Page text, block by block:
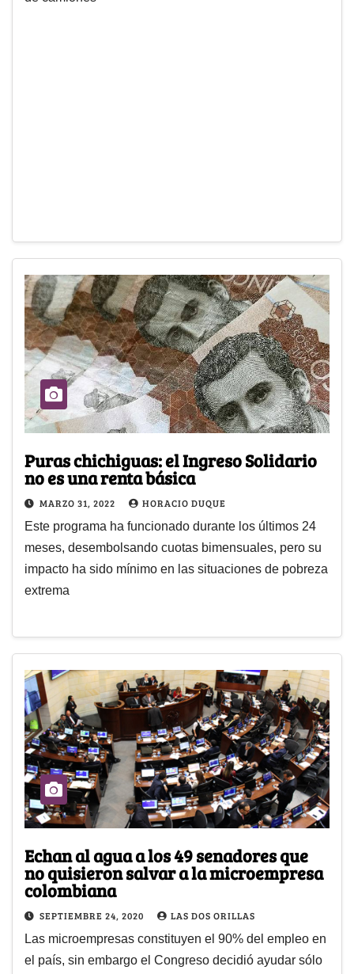
Puras chichiguas: el Ingreso Solidario
no es una renta básica
MARZO 31, 2022 HORACIO DUQUE
Este programa ha funcionado durante los últimos 24
meses, desembolsando cuotas bimensuales, pero su
impacto ha sido mínimo en las situaciones de pobreza
extrema
Echan al agua a los 49 senadores que
no quisieron salvar a la microempresa
colombiana
SEPTIEMBRE 24, 2020 LAS DOS ORILLAS
Las microempresas constituyen el 90% del empleo en
el país, sin embargo el Congreso decidió ayudar sólo